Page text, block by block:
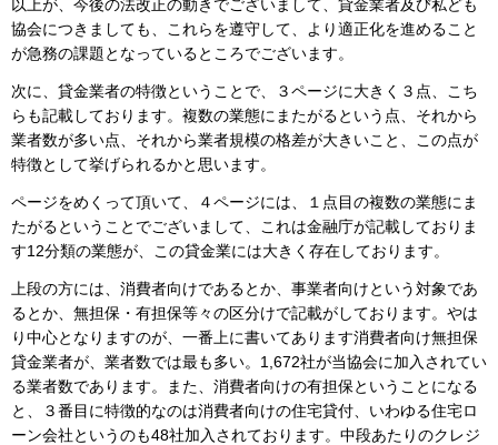
以上が、今後の法改正の動きでございまして、貸金業者及び私ども
協会につきましても、これらを遵守して、より適正化を進めること
が急務の課題となっているところでございます。
次に、貸金業者の特徴ということで、３ページに大きく３点、こち
らも記載しております。複数の業態にまたがるという点、それから
業者数が多い点、それから業者規模の格差が大きいこと、この点が
特徴として挙げられるかと思います。
ページをめくって頂いて、４ページには、１点目の複数の業態にま
たがるということでございまして、これは金融庁が記載しておりま
す12分類の業態が、この貸金業には大きく存在しております。
上段の方には、消費者向けであるとか、事業者向けという対象であ
るとか、無担保・有担保等々の区分けで記載がしております。やは
り中心となりますのが、一番上に書いてあります消費者向け無担保
貸金業者が、業者数では最も多い。1,672社が当協会に加入されてい
る業者数であります。また、消費者向けの有担保ということになる
と、３番目に特徴的なのは消費者向けの住宅貸付、いわゆる住宅ロ
ーン会社というのも48社加入されております。中段あたりのクレジ